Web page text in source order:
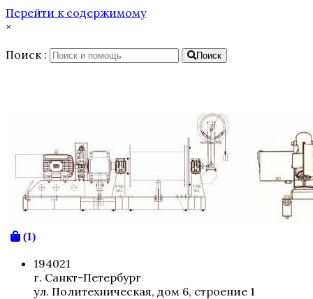
Перейти к содержимому
×
Поиск :
Поиск
(1)
194021
г. Санкт-Петербург
ул. Политехническая, дом 6, строение 1